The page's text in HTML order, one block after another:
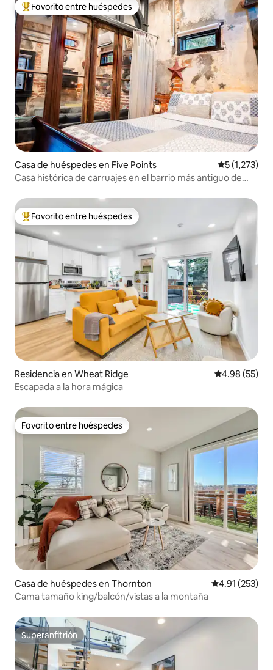
De los mejores en Favorito entre huéspedes
Favorito entre huéspedes
Casa de huéspedes en Five Points Calificación
5 (1,273)
Casa histórica de carruajes en el barrio más antiguo de
De los mejores en Favorito entre huéspedes
Favorito entre huéspedes
Residencia en Wheat Ridge Calificación
4.98 (55)
Escapada a la hora mágica
Favorito entre huéspedes
Favorito entre huéspedes
Casa de huéspedes en Thornton Calificación
4.91 (253)
Cama tamaño king/balcón/vistas a la montaña
Superanfitrión
Superanfitrión